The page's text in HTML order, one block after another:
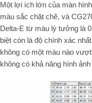
Một lợi ích lớn của màn
màu sắc chặt chẽ, và
Delta-E từ màu lý tưởng là
biệt còn là độ chính xác
không có một màu nào
không có khả năng hình